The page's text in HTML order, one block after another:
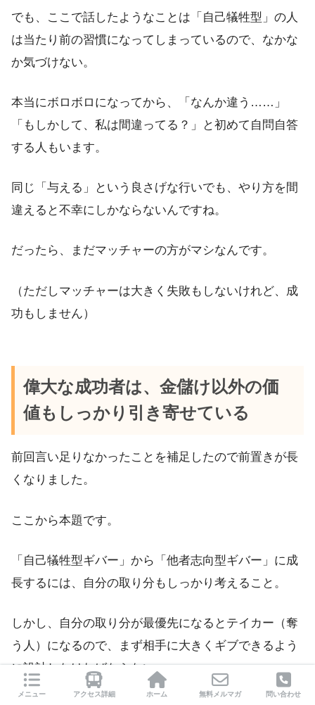
でも、ここで話したようなことは「自己犠牲型」の人
は当たり前の習慣になってしまっているので、なかな
か気づけない。
本当にボロボロになってから、「なんか違う……」
「もしかして、私は間違ってる？」と初めて自問自答
する人もいます。
同じ「与える」という良さげな行いでも、やり方を間
違えると不幸にしかならないんですね。
だったら、まだマッチャーの方がマシなんです。
（ただしマッチャーは大きく失敗もしないけれど、成
功もしません）
偉大な成功者は、金儲け以外の価
値もしっかり引き寄せている
前回言い足りなかったことを補足したので前置きが長
くなりました。
ここから本題です。
「自己犠牲型ギバー」から「他者志向型ギバー」に成
長するには、自分の取り分もしっかり考えること。
しかし、自分の取り分が最優先になるとテイカー（奪
う人）になるので、まず相手に大きくギブできるよう
に設計しなければならない。
メニュー アクセス詳細 ホーム 無料メルマガ 問い合わせ